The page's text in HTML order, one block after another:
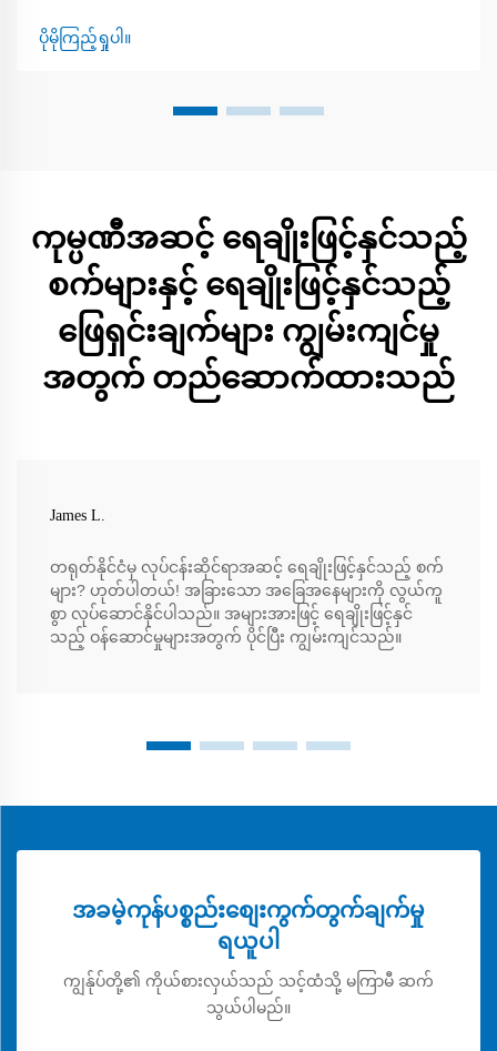
ပိုမိုကြည့်ရှုပါ။
ကုမ္ပဏီအဆင့် ရေချိုးဖြင့်နှင်သည့်
စက်များနှင့် ရေချိုးဖြင့်နှင်သည့်
ဖြေရှင်းချက်များ ကျွမ်းကျင်မှု
အတွက် တည်ဆောက်ထားသည်
James L.
တရုတ်နိုင်ငံမှ လုပ်ငန်းဆိုင်ရာအဆင့် ရေချိုးဖြင့်နှင်သည့် စက်
များ? ဟုတ်ပါတယ်! အခြားသော အခြေအနေများကို လွယ်ကူ
စွာ လုပ်ဆောင်နိုင်ပါသည်။ အများအားဖြင့် ရေချိုးဖြင့်နှင်
သည့် ဝန်ဆောင်မှုများအတွက် ပိုင်ပြီး ကျွမ်းကျင်သည်။
အခမဲ့ကုန်ပစ္စည်းစျေးကွက်တွက်ချက်မှု
ရယူပါ
ကျွန်ုပ်တို့၏ ကိုယ်စားလှယ်သည် သင့်ထံသို့ မကြာမီ ဆက်
သွယ်ပါမည်။